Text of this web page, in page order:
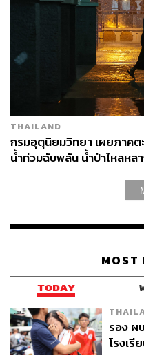
THAILAND
กรมอุตุนิยมวิทยา เผยภาคต
น้ำท่วมฉับพลัน น้ำป่าไหลห
MOST
TODAY
รอง ผ
โรงเ